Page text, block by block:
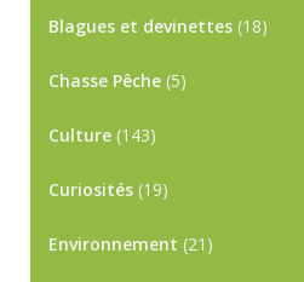
Blagues et devinettes (18)
Chasse Pêche (5)
Culture (143)
Curiosités (19)
Environnement (21)